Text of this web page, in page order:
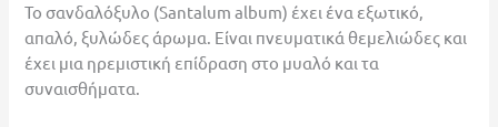
Το σανδαλόξυλο (Santalum album) έχει ένα εξωτικό,
απαλό, ξυλώδες άρωμα. Είναι πνευματικά θεμελιώδες και
έχει μια ηρεμιστική επίδραση στο μυαλό και τα
συναισθήματα.